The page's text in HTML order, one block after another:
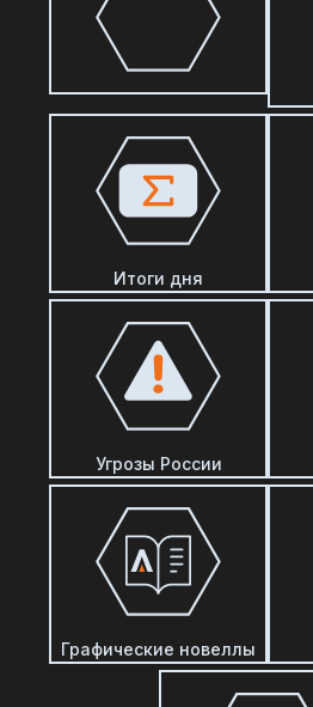
Итоги дня
Угрозы России
Графические новеллы